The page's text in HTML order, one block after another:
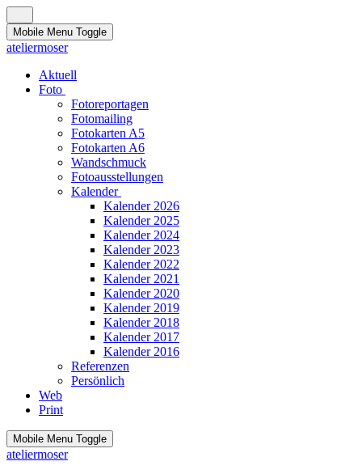
Mobile Menu Toggle
ateliermoser
Aktuell
Foto
Fotoreportagen
Fotomailing
Fotokarten A5
Fotokarten A6
Wandschmuck
Fotoausstellungen
Kalender
Kalender 2026
Kalender 2025
Kalender 2024
Kalender 2023
Kalender 2022
Kalender 2021
Kalender 2020
Kalender 2019
Kalender 2018
Kalender 2017
Kalender 2016
Referenzen
Persönlich
Web
Print
Mobile Menu Toggle
ateliermoser